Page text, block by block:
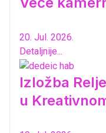
20. Jul. 2026.
Detaljnije...
Izložba
u